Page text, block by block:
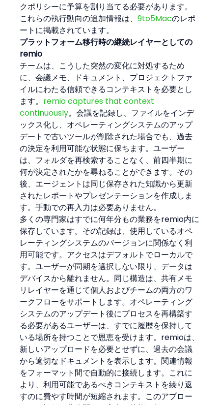
クポリシーに予算を割り当てる必要があります。
これらの執行動向の追加情報は、9to5Macのレポ
ートに掲載されています。
プラットフォーム移行時の継続レイヤーとしての
remio
チームは、こうした突然の変化に対処するため
に、会議メモ、ドキュメント、プロジェクトファ
イルにわたる信頼できるコンテキストを必要とし
ます。 remio captures that context
continuously。会議を記録し、ファイルをインデ
ックス化し、オペレーティングシステムのアップ
デートで古いツールが削除された場合でも、過去
の決定を利用可能な状態に保ちます。ユーザー
は、フォルダを再検索することなく、前四半期に
何が決定されたかを尋ねることができます。その
後、エージェントは同じ保存された知識から更新
されたレポートやプレゼンテーションを作成しま
す。手動での再入力は必要ありません。
多くの専門家はすでに何年分もの業務をremio内に
保存しています。その記録は、使用しているオペ
レーティングシステムのバージョンに関係なく利
用可能です。アクセスはデフォルトでローカルで
す。ユーザーが同期を選択しない限り、データは
デバイスから離れません。同じ構造は、共有メモ
リレイヤーを通じて個人およびチームの両方のワ
ークフローをサポートします。オペレーティング
システムのアップデート後にプロセスを再構築す
る必要があるユーザーは、すでに履歴を保持して
いる場所を持つことで恩恵を受けます。remioは、
新しいアップロードを必要とせずに、過去の会議
から適切なドキュメントを表示します。関連情報
をフォーマット間で自動的に接続します。これに
より、利用可能であるべきコンテキストを繰り返
すのに費やす時間が短縮されます。このアプロー